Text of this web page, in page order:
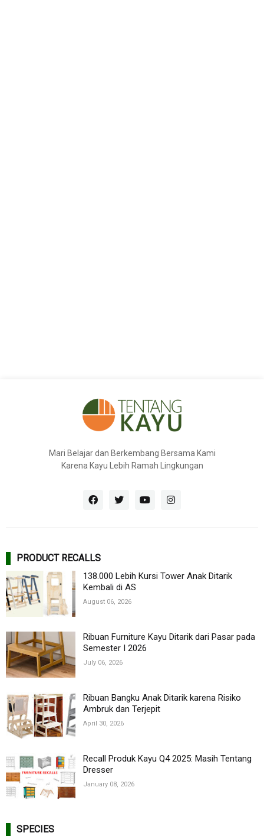
Mari Belajar dan Berkembang Bersama Kami
Karena Kayu Lebih Ramah Lingkungan
PRODUCT RECALLS
138.000 Lebih Kursi Tower Anak Ditarik
Kembali di AS
August 06, 2026
Ribuan Furniture Kayu Ditarik dari Pasar pada
Semester I 2026
July 06, 2026
Ribuan Bangku Anak Ditarik karena Risiko
Ambruk dan Terjepit
April 30, 2026
Recall Produk Kayu Q4 2025: Masih Tentang
Dresser
January 08, 2026
SPECIES